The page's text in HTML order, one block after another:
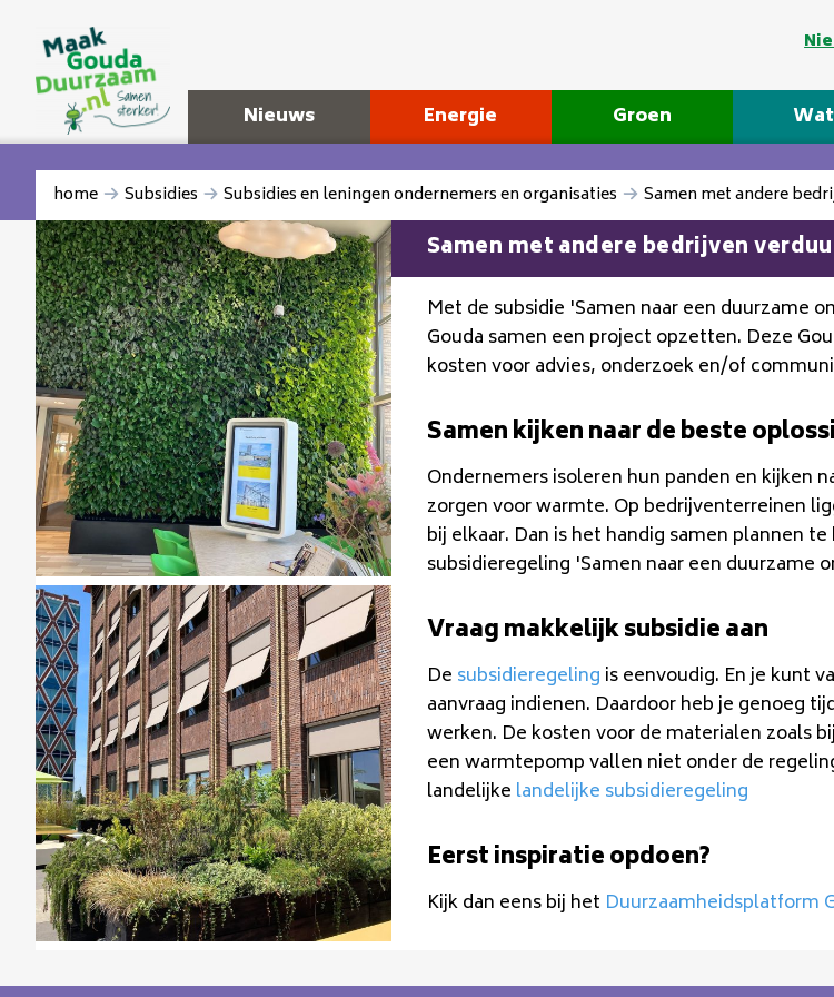
Nieuws Energie Groen
home Subsidies Subsidies en leningen ondernemers en organisaties Samen met andere
Samen met andere bedrijven
Met de subsidie 'Samen naar een duurzame
Gouda samen een project opzetten. Deze
kosten voor advies, onderzoek en/of
Samen kijken naar de beste
Ondernemers isoleren hun panden en kijken
zorgen voor warmte. Op bedrijventerreinen
bij elkaar. Dan is het handig samen plannen
subsidieregeling 'Samen naar een duurzame
Vraag makkelijk subsidie aan
De subsidieregeling is eenvoudig. En je kunt
aanvraag indienen. Daardoor heb je genoeg
werken. De kosten voor de materialen zoals
een warmtepomp vallen niet onder de
landelijke landelijke subsidieregeling
Eerst inspiratie opdoen?
Kijk dan eens bij het Duurzaamheidsplatform